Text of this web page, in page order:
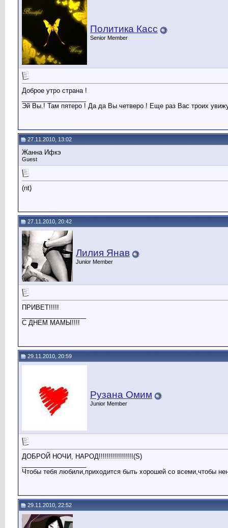
Политика Касс
Senior Member
Доброе утро страна !
Эй Вы.! Там пятеро ! Да да Вы четверо ! Еще раз Вас троих
27.11.2010, 13:02
Жанна Ифкэ
Guest
(nt)
27.11.2010, 20:42
Лилия Янав
Junior Member
ПРИВЕТ!!!!!
С ДНЕМ МАМЫ!!!!
29.11.2010, 20:59
Рузана Омим
Junior Member
ДОБРОЙ НОЧИ, НАРОД!!!!!!!!!!!!!!!!!(S)
Чтобы тебя любили,приходится быть хорошей со всеми,чтобы
29.11.2010, 22:52